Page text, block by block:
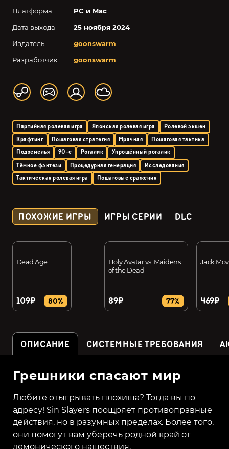
Платформа
PC и Mac
Дата выхода
25 ноября 2024
Издатель
goonswarm
Разработчик
goonswarm
Партийная ролевая игра Японская ролевая игра
Ролевой экшен
Крафтинг
Пошаговая стратегия Мрачная
Пошаговая тактика
Подземелья
90-е Рогалик
Упрощённый рогалик
Тёмное фэнтези
Процедурная генерация
Исследования
Тактическая ролевая игра
Пошаговые сражения
ПОХОЖИЕ ИГРЫ ИГРЫ СЕРИИ DLC
Dead Age
109₽ 80%
Holy Avatar vs. Maidens
of the Dead
89₽ 77%
Jack
469₽
ОПИСАНИЕ СИСТЕМНЫЕ ТРЕБОВАНИЯ
Грешники спасают мир
Любите отыгрывать плохиша? Тогда вы по
адресу! Sin Slayers поощряет противоправные
действия, но в разумных пределах. Более того,
они помогут вам уберечь родной край от
демонического нашествия.